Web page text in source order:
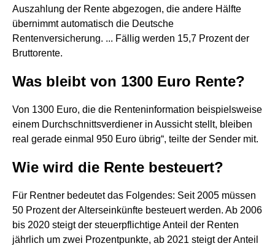
Auszahlung der Rente abgezogen, die andere Hälfte
übernimmt automatisch die Deutsche
Rentenversicherung. ... Fällig werden 15,7 Prozent der
Bruttorente.
Was bleibt von 1300 Euro Rente?
Von 1300 Euro, die die Renteninformation beispielsweise
einem Durchschnittsverdiener in Aussicht stellt, bleiben
real gerade einmal 950 Euro übrig“, teilte der Sender mit.
Wie wird die Rente besteuert?
Für Rentner bedeutet das Folgendes: Seit 2005 müssen
50 Prozent der Alterseinkünfte besteuert werden. Ab 2006
bis 2020 steigt der steuerpflichtige Anteil der Renten
jährlich um zwei Prozentpunkte, ab 2021 steigt der Anteil